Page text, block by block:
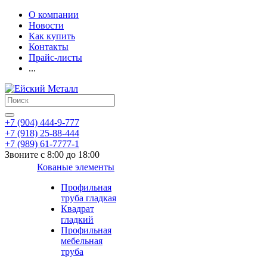
О компании
Новости
Как купить
Контакты
Прайс-листы
...
+7 (904) 444-9-777
+7 (918) 25-88-444
+7 (989) 61-7777-1
Звоните с 8:00 до 18:00
Кованые элементы
Профильная
труба гладкая
Квадрат
гладкий
Профильная
мебельная
труба